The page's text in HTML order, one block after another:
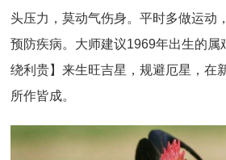
头压力，莫动气伤身。平时多做运动
预防疾病。大师建议1969年出生的属
绕利贵】来生旺吉星，规避厄星，在
所作皆成。